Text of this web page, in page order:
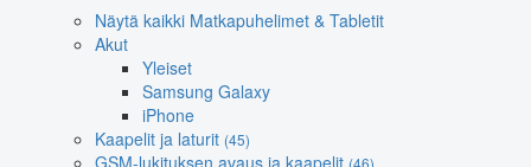
Näytä kaikki Matkapuhelimet & Tabletit
Akut
Yleiset
Samsung Galaxy
iPhone
Kaapelit ja laturit (45)
GSM-lukituksen avaus ja kaapelit (46)